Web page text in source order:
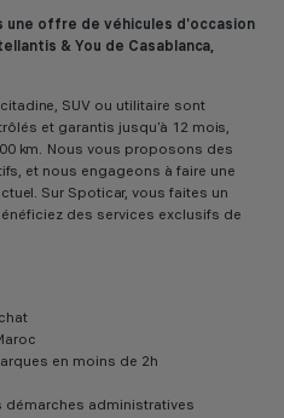
une offre de véhicules d'occasion
& You de Casablanca,
SUV ou utilitaire sont
et garantis jusqu’à 12 mois,
km. Nous vous proposons des
et nous engageons à faire une
Sur Spoticar, vous faites un
des services exclusifs de
en moins de 2h
administratives